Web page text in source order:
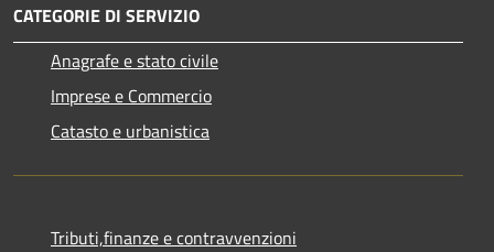
CATEGORIE DI SERVIZIO
Anagrafe e stato civile
Imprese e Commercio
Catasto e urbanistica
Tributi,finanze e contravvenzioni